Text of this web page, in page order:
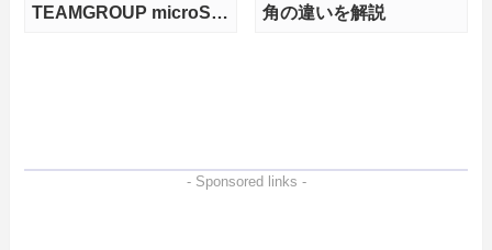
TEAMGROUP microSD
角の違いを解説
- Sponsored links -